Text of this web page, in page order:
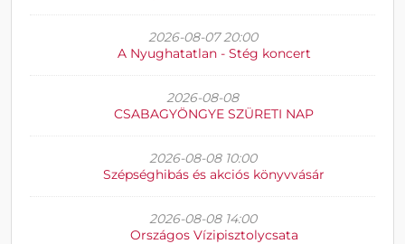
2026-08-07 20:00
A Nyughatatlan - Stég koncert
2026-08-08
CSABAGYÖNGYE SZÜRETI NAP
2026-08-08 10:00
Szépséghibás és akciós könyvvásár
2026-08-08 14:00
Országos Vízipisztolycsata